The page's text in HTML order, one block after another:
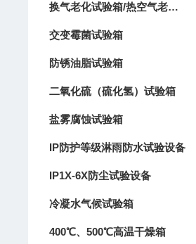
换气老化试验箱/热空气老化箱
交变霉菌试验箱
防锈油脂试验箱
二氧化硫（硫化氢）试验箱
盐雾腐蚀试验箱
IP防护等级淋雨防水试验设备
IP1X-6X防尘试验设备
冷凝水气候试验箱
400℃、500℃高温干燥箱